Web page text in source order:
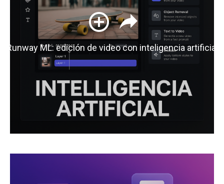
Runway ML: edición de video con inteligencia artificial